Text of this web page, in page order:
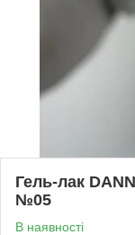
Гель-лак
№05
В наявності